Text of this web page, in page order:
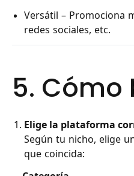
Versátil – Promociona
redes sociales, etc.
5. Cómo
Elige la plataforma
Según tu nicho, elige
que coincida: